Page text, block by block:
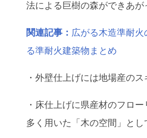
法による巨樹の森ができあが
関連記事： 広がる木造準耐
る準耐火建築物まとめ
・外壁仕上げには地場産の
・床仕上げに県産材のフロ
多く用いた「木の空間」と